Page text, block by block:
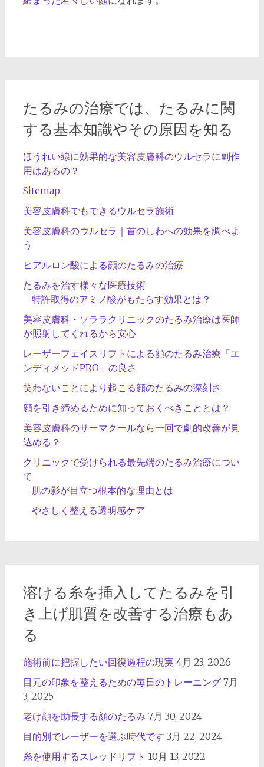
たるみの治療では、たるみに関
する基本知識やその原因を知る
ほうれい線に効果的な美容皮膚科のウルセラに副作
用はあるの？
Sitemap
美容皮膚科でもできるウルセラ施術
美容皮膚科のウルセラ｜首のしわへの効果を調べよ
う
ヒアルロン酸による顔のたるみの治療
たるみを治す様々な医療技術
特許取得のアミノ酸がもたらす効果とは？
美容皮膚科・ソララクリニックのたるみ治療は医師
が照射してくれるから安心
レーザーフェイスリフトによる顔のたるみ治療「エ
ンディメッドPRO」の良さ
笑わないことにより起こる顔のたるみの深刻さ
顔を引き締めるために知っておくべきこととは？
美容皮膚科のサーマクールなら一回で劇的改善が見
込める？
クリニックで受けられる最先端のたるみ治療につい
て
肌の影が目立つ根本的な理由とは
やさしく整える透明感ケア
溶ける糸を挿入してたるみを引
き上げ肌質を改善する治療もあ
る
施術前に把握したい回復過程の現実 4月 23, 2026
目元の印象を整えるための毎日のトレーニング 7月
3, 2025
老け顔を助長する顔のたるみ 7月 30, 2024
目的別でレーザーを選ぶ時代です 3月 22, 2024
糸を使用するスレッドリフト 10月 13, 2022